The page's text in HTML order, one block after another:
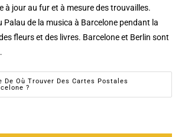
à jour au fur et à mesure des trouvailles.
Palau de la musica à Barcelone pendant la
fleurs et des livres. Barcelone et Berlin sont
De Où Trouver Des Cartes Postales
?